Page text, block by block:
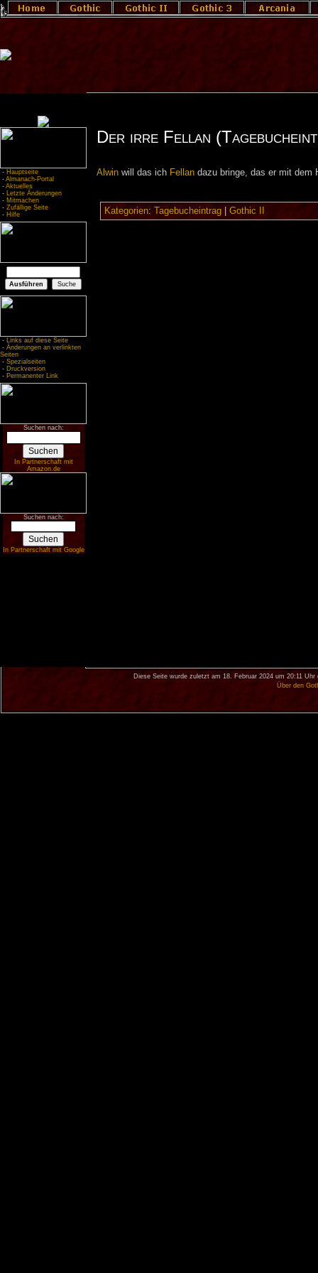
- Hauptseite
- Almanach-Portal
- Aktuelles
- Letzte Änderungen
- Mitmachen
- Zufällige Seite
- Hilfe
- Links auf diese Seite
- Änderungen an verlinkten
Seiten
- Spezialseiten
- Druckversion
- Permanenter Link
Suchen nach:
In Partnerschaft mit
Amazon.de
Suchen nach:
In Partnerschaft mit Google
Der irre Fellan
Alwinwill das ich Fellandazu bringe, das er mit dem
Kategorien: Tagebucheintrag| Gothic II
Diese Seite wurde zuletzt am 18. Februar 2024 um 20:11 Uhr
Über den